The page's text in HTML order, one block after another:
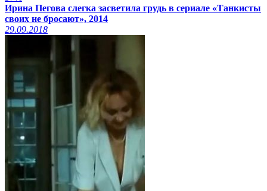
Ирина Пегова слегка засветила грудь в сериале «Танкисты
своих не бросают», 2014
29.09.2018